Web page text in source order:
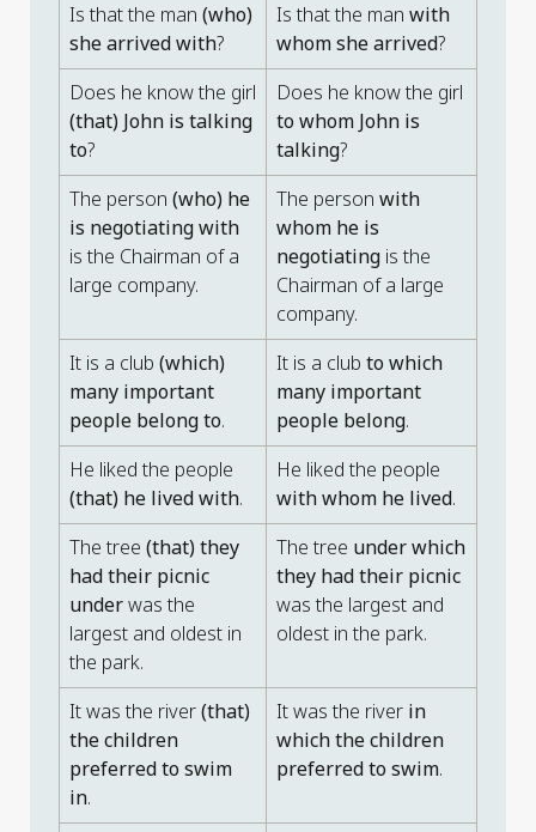
Is that the man (who)
she arrived with?
Is that the man with
whom she arrived?
Does he know the girl
(that) John is talking
to?
Does he know the girl
to whom John is
talking?
The person (who) he
is negotiating with
is the Chairman of a
large company.
The person with
whom he is
negotiating is the
Chairman of a large
company.
It is a club (which)
many important
people belong to.
It is a club to which
many important
people belong.
He liked the people
(that) he lived with.
He liked the people
with whom he lived.
The tree (that) they
had their picnic
underwas the
largest and oldest in
the park.
The tree under which
they had their picnic
was the largest and
oldest in the park.
It was the river(that)
the children
preferred to swim
in.
It was the river in
which the children
preferred to swim.